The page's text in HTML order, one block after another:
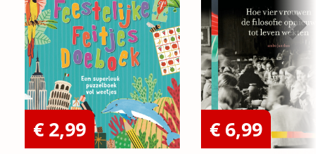
€ 2,99 € 6,99